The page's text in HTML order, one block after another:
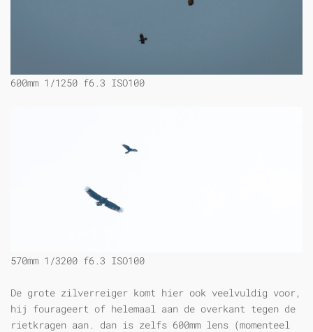
600mm 1/1250 f6.3 ISO100
570mm 1/3200 f6.3 ISO100
De grote zilverreiger komt hier ook veelvuldig voor,
hij fourageert of helemaal aan de overkant tegen de
rietkragen aan. dan is zelfs 600mm lens (momenteel